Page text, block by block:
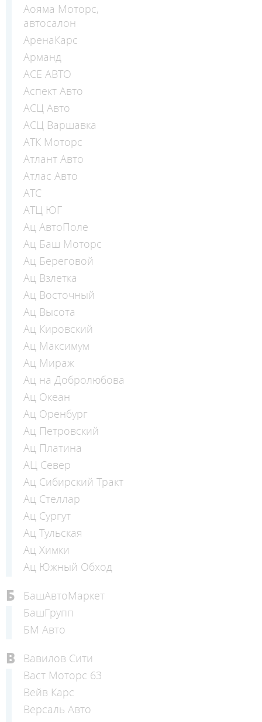
Аояма Моторс,
автосалон
АренаКарс
Арманд
АСЕ АВТО
Аспект Авто
АСЦ Авто
АСЦ Варшавка
АТК Моторс
Атлант Авто
Атлас Авто
АТС
АТЦ ЮГ
Ац АвтоПоле
Ац Баш Моторс
Ац Береговой
Ац Взлетка
Ац Восточный
Ац Высота
Ац Кировский
Ац Максимум
Ац Мираж
Ац на Добролюбова
Ац Океан
Ац Оренбург
Ац Петровский
Ац Платина
АЦ Север
Ац Сибирский Тракт
Ац Стеллар
Ац Сургут
Ац Тульская
Ац Химки
Ац Южный Обход
Б
БашАвтоМаркет
БашГрупп
БМ Авто
В
Вавилов Сити
Васт Моторс 63
Вейв Карс
Версаль Авто